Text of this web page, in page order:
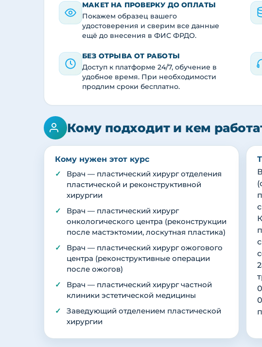
МАКЕТ НА ПРОВЕРКУ ДО ОПЛАТЫ
Покажем образец вашего
удостоверения и сверим все данные
ещё до внесения в ФИС ФРДО.
БЕЗ ОТРЫВА ОТ РАБОТЫ
Доступ к платформе 24/7, обучение в
удобное время. При необходимости
продлим сроки бесплатно.
Кому подходит и кем
Кому нужен этот курс
Врач — пластический хирург отделения
пластической и реконструктивной
хирургии
Врач — пластический хирург
онкологического центра (реконструкции
после мастэктомии, лоскутная пластика)
Врач — пластический хирург ожогового
центра (реконструктивные операции
после ожогов)
Врач — пластический хирург частной
клиники эстетической медицины
Заведующий отделением пластической
хирургии